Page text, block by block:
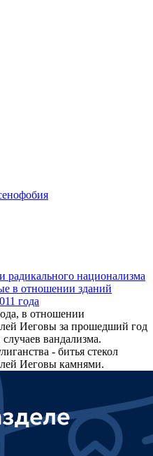
радикального национализма
в отношении зданий
года
в отношении
Иеговы за прошедший год
вандализма.
- битья стекол
Иеговы камнями.